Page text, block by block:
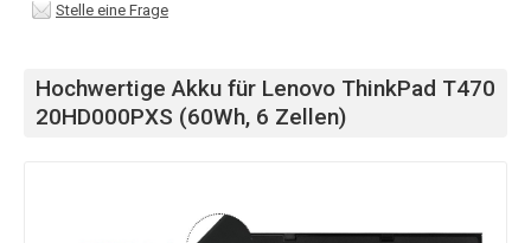
Stelle eine Frage
Hochwertige Akku für Lenovo ThinkPad T470
20HD000PXS (60Wh, 6 Zellen)